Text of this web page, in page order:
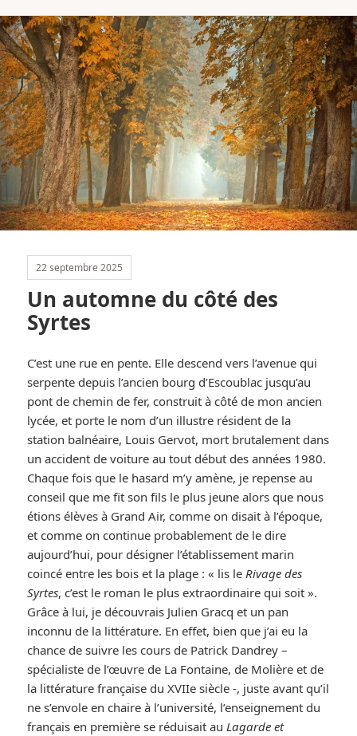
22 septembre 2025
Un automne du côté des
Syrtes
C’est une rue en pente. Elle descend vers l’avenue qui
serpente depuis l’ancien bourg d’Escoublac jusqu’au
pont de chemin de fer, construit à côté de mon ancien
lycée, et porte le nom d’un illustre résident de la
station balnéaire, Louis Gervot, mort brutalement dans
un accident de voiture au tout début des années 1980.
Chaque fois que le hasard m’y amène, je repense au
conseil que me fit son fils le plus jeune alors que nous
étions élèves à Grand Air, comme on disait à l’époque,
et comme on continue probablement de le dire
aujourd’hui, pour désigner l’établissement marin
coincé entre les bois et la plage : « lis le Rivage des
Syrtes, c’est le roman le plus extraordinaire qui soit ».
Grâce à lui, je découvrais Julien Gracq et un pan
inconnu de la littérature. En effet, bien que j’ai eu la
chance de suivre les cours de Patrick Dandrey –
spécialiste de l’œuvre de La Fontaine, de Molière et de
la littérature française du XVIIe siècle -, juste avant qu’il
ne s’envole en chaire à l’université, l’enseignement du
français en première se réduisait au Lagarde et